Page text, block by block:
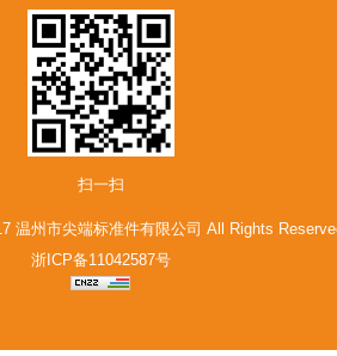
扫一扫
温州市尖端标准件有限公司 All Rights
浙ICP备11042587号